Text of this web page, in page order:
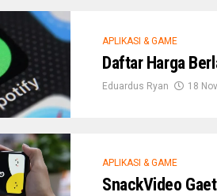
APLIKASI & GAME
Daftar Harga
Eduardus Ryan 18
APLIKASI & GAME
SnackVideo